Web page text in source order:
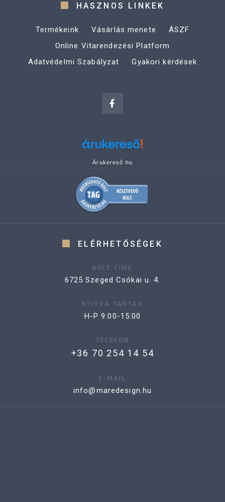
HASZNOS LINKEK
Termékeink Vásárlás menete
ÁSZF
Online Vitarendezési Platform
Adatvédelmi Szabályzat
Gyakori kérdések
Árukereső.hu
ELÉRHETŐSÉGEK
BOLT CÍME
6725 Szeged Csókai u. 4.
NYITVA TARTÁS
H-P 9:00-15:00
TELEFON
+36 70 254 14 54
E-MAIL
info@maredesign.hu